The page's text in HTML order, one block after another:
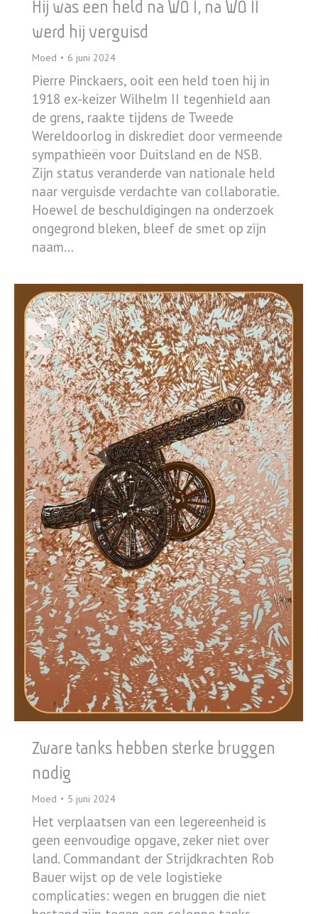
Hij was een held na WO I, na WO II
werd hij verguisd
Moed 6 juni 2024
Pierre Pinckaers, ooit een held toen hij in
1918 ex-keizer Wilhelm II tegenhield aan
de grens, raakte tijdens de Tweede
Wereldoorlog in diskrediet door vermeende
sympathieën voor Duitsland en de NSB.
Zijn status veranderde van nationale held
naar verguisde verdachte van collaboratie.
Hoewel de beschuldigingen na onderzoek
ongegrond bleken, bleef de smet op zijn
naam…
Zware tanks hebben sterke bruggen
nodig
Moed 5 juni 2024
Het verplaatsen van een legereenheid is
geen eenvoudige opgave, zeker niet over
land. Commandant der Strijdkrachten Rob
Bauer wijst op de vele logistieke
complicaties: wegen en bruggen die niet